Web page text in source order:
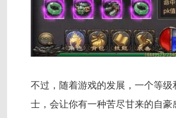
不过，随着游戏的发展，一个等
士，会让你有一种苦尽甘来的自豪